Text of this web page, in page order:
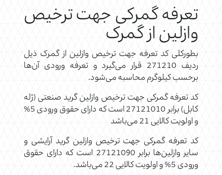
تعرفه گمرکی جهت ترخیص
وازلین از گمرک
بطورکلی کد تعرفه جهت ترخیص وازلین از گمرک ذیل
ردیف 271210 قرار می‌گیرد و تعرفه ورودی آن‌ها
برحسب کیلوگرم محاسبه می‌شود.
کد تعرفه گمرکی جهت ترخیص وازلین گرید صنعتی (ژله
کابل) برابر 27121010 است که دارای حقوق ورودی 5%
و اولویت کالایی 21 می‌باشد
کد تعرفه گمرکی جهت ترخیص وازلین گرید آرایشی و
سایر وازلین‌ها برابر 27121090 است که دارای حقوق
ورودی 5% و اولویت کالایی 22 می‌باشد.